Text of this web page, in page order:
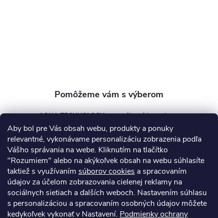
Aby bol pre Vás obsah webu, produkty a ponuky
relevantné, vykonávame personalizáciu zobrazenia podľa
Vášho správania na webe. Kliknutím na tlačítko
"Rozumiem" alebo na akýkoľvek obsah na webu súhlasíte
taktiež s využívaním súborov cookies a spracovaním
údajov za účelom zobrazovania cielenej reklamy na
sociálnych sietiach a ďalších weboch. Nastavením súhlasu
s personalizáciou a spracovaním osobných údajov môžete
kedykoľvek vykonať v Nastavení. Podmienky ochrany
AQUA TECHNOLOGY s.r.o.
info @aquatechnology.sk
+421 911 991 394
Informácie pre vás